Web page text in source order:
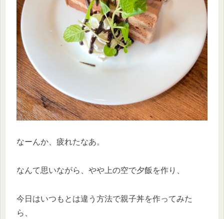
なーんか、疲れたなあ。
なんて思いながら、やや上の空で夕飯を作り、
今日はいつもとは違う方法で親子丼を作ってみた
ら、